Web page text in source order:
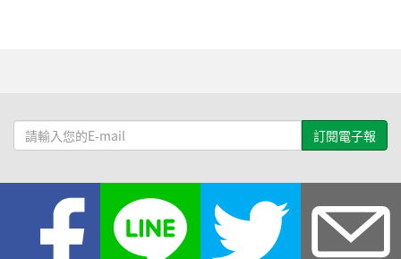
請
輸